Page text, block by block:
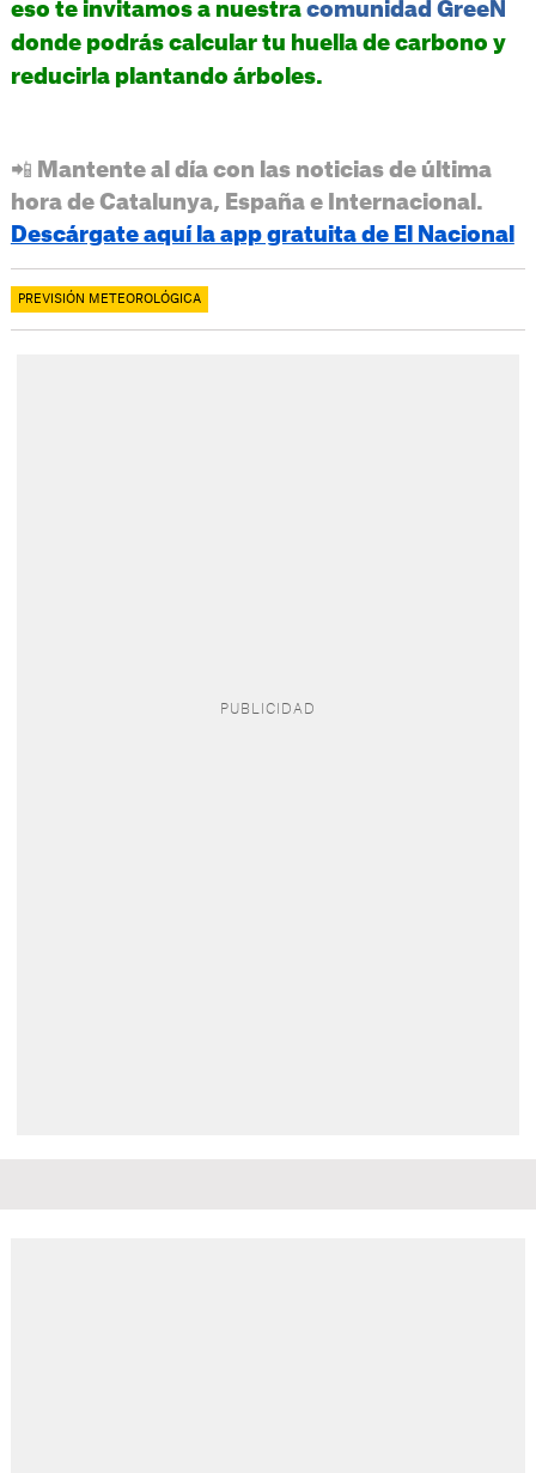
eso te invitamos a nuestra comunidad GreeN
donde podrás calcular tu huella de carbono y
reducirla plantando árboles.
📲 Mantente al día con las noticias de última
hora de Catalunya, España e Internacional.
Descárgate aquí la app gratuita de El Nacional
PREVISIÓN METEOROLÓGICA